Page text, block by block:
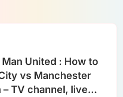
United : How to
vs Manchester
TV channel, live